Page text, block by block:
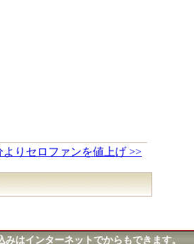
りセロファンを値上げ >>
はインターネットでからもできます。